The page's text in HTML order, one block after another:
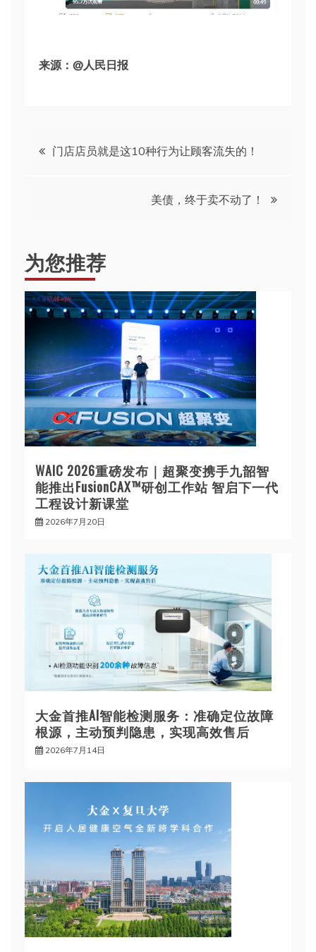
来源：@人民日报
文
航
门店店员就是这10种行为让顾客流失的！
美债，终于卖不动了！
为您推荐
WAIC 2026重磅发布｜超聚变携手九韶智
能推出FusionCAX™研创工作站 智启下一代
工程设计新课堂
2026年7月20日
大金首推AI智能检测服务：准确定位故障
根源，主动预判隐患，实现高效售后
2026年7月14日